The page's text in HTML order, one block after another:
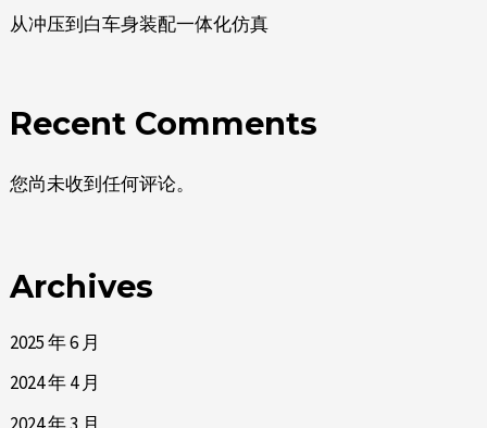
从冲压到白车身装配一体化仿真
Recent Comments
您尚未收到任何评论。
Archives
2025 年 6 月
2024 年 4 月